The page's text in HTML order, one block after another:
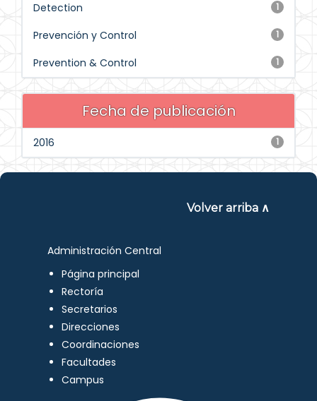
1
Detection
1
Prevención y Control
1
Prevention & Control
Fecha de publicación
1
2016
Volver arriba ∧
Administración Central
Página principal
Rectoría
Secretarios
Direcciones
Coordinaciones
Facultades
Campus